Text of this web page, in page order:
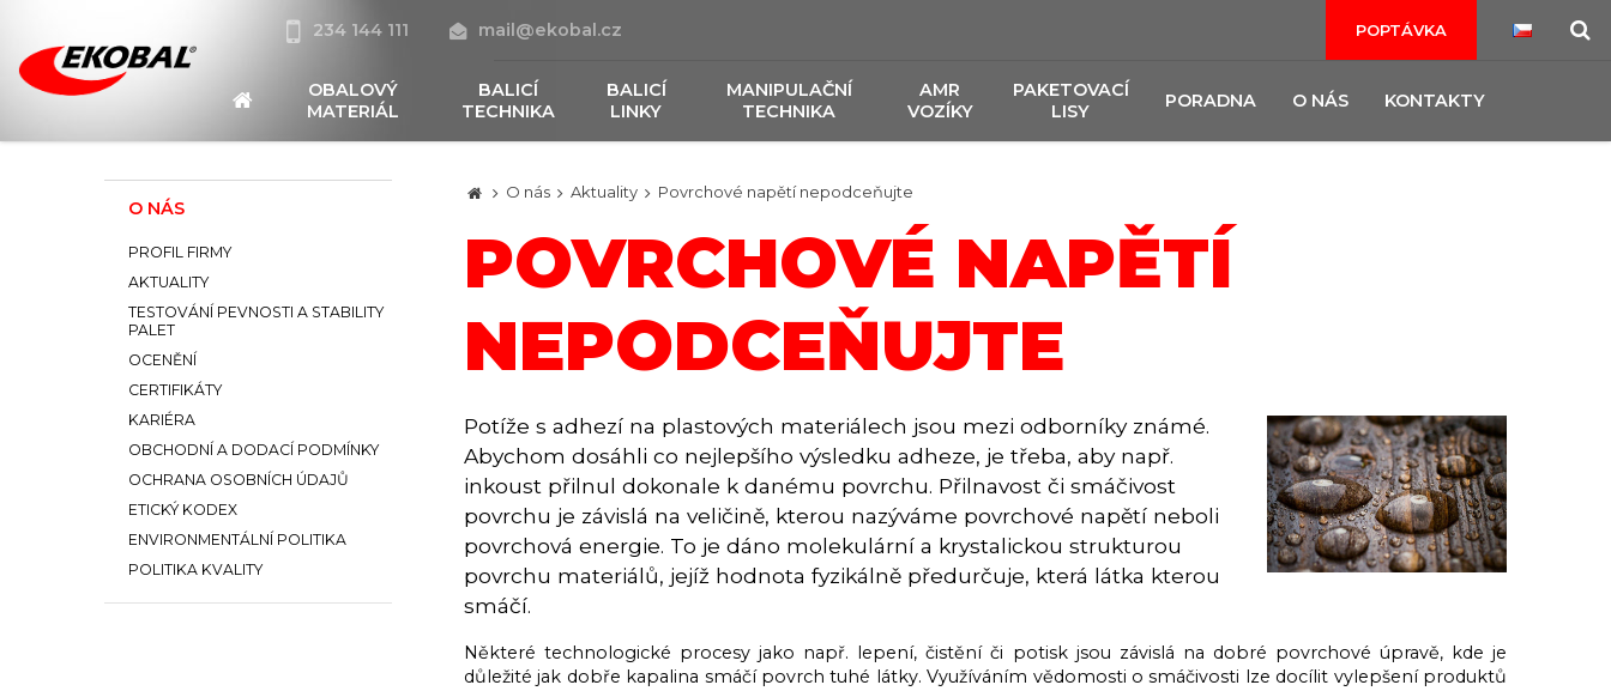
234 144 111 mail@ekobal.cz POPTÁVKA
OBALOVÝ
MATERIÁL
BALICÍ
TECHNIKA
BALICÍ
LINKY
MANIPULAČNÍ
TECHNIKA
AMR
VOZÍKY
PAKETOVACÍ
LISY
PORADNA O NÁS KONTAKTY
O nás Aktuality Povrchové napětí nepodceňujte
POVRCHOVÉ NAPĚTÍ
NEPODCEŇUJTE
Potíže s adhezí na plastových materiálech jsou mezi odborníky známé.
Abychom dosáhli co nejlepšího výsledku adheze, je třeba, aby např.
inkoust přilnul dokonale k danému povrchu. Přilnavost či smáčivost
povrchu je závislá na veličině, kterou nazýváme povrchové napětí neboli
povrchová energie. To je dáno molekulární a krystalickou strukturou
povrchu materiálů, jejíž hodnota fyzikálně předurčuje, která látka kterou
smáčí.
Některé technologické procesy jako např. lepení, čistění či potisk jsou závislá na dobré povrchové úpravě, kde je
důležité jak dobře kapalina smáčí povrch tuhé látky. Využíváním vědomosti o smáčivosti lze docílit vylepšení produktů
O NÁS
PROFIL FIRMY
AKTUALITY
TESTOVÁNÍ PEVNOSTI A STABILITY
PALET
OCENĚNÍ
CERTIFIKÁTY
KARIÉRA
OBCHODNÍ A DODACÍ PODMÍNKY
OCHRANA OSOBNÍCH ÚDAJŮ
ETICKÝ KODEX
ENVIRONMENTÁLNÍ POLITIKA
POLITIKA KVALITY